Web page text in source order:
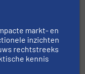
en
verwerken
markt- en
inzichten
rechtstreeks
kennis